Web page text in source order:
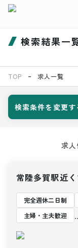
検索結果一
TOP 求人一覧
検索条件を変更す
求
常陸多賀駅近
完全週休二日制
主婦・主夫歓迎